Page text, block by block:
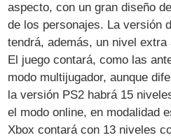
aspecto, con un gran diseño
de los personajes. La versión
tendrá, además, un nivel extra
El juego contará, como las
modo multijugador, aunque
la versión PS2 habrá 15
el modo online, en modalidad
Xbox contará con 13 niveles